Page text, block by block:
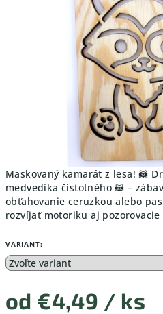
Maskovaný kamarát z lesa! 🦝
medvedíka čistotného 🦝 –
obťahovanie ceruzkou alebo
rozvíjať motoriku aj pozorovacie
VARIANT:
od €4,49 / ks